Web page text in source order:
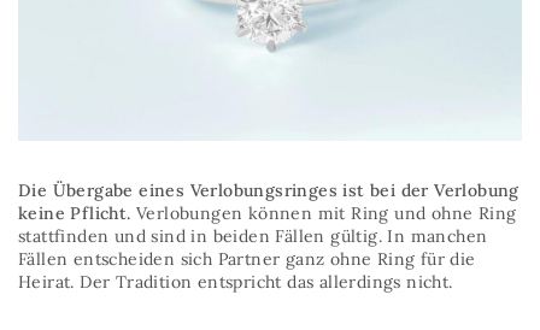
Die Übergabe eines Verlobungsringes ist bei der Verlobung
keine Pflicht. Verlobungen können mit Ring und ohne Ring
stattfinden und sind in beiden Fällen gültig. In manchen
Fällen entscheiden sich Partner ganz ohne Ring für die
Heirat. Der Tradition entspricht das allerdings nicht.